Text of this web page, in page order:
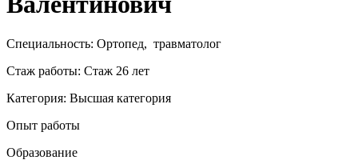
Специальность: Ортопед, травматолог
Стаж работы: Стаж 26 лет
Категория: Высшая категория
Опыт работы
Образование